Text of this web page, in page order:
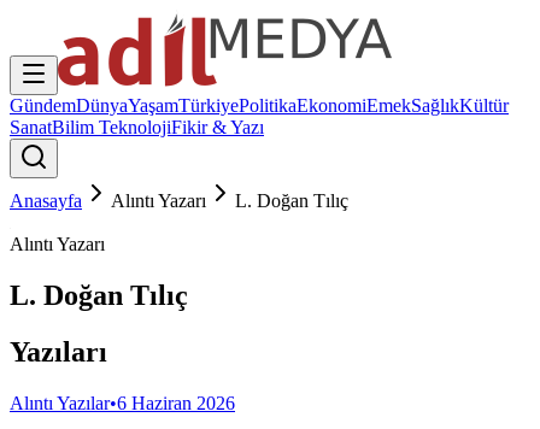
GündemDünyaYaşamTürkiyePolitikaEkonomiEmekSağlıkKültür
SanatBilim TeknolojiFikir & Yazı
Anasayfa Alıntı Yazarı L. Doğan Tılıç
Alıntı Yazarı
L. Doğan Tılıç
Yazıları
Alıntı Yazılar•6 Haziran 2026